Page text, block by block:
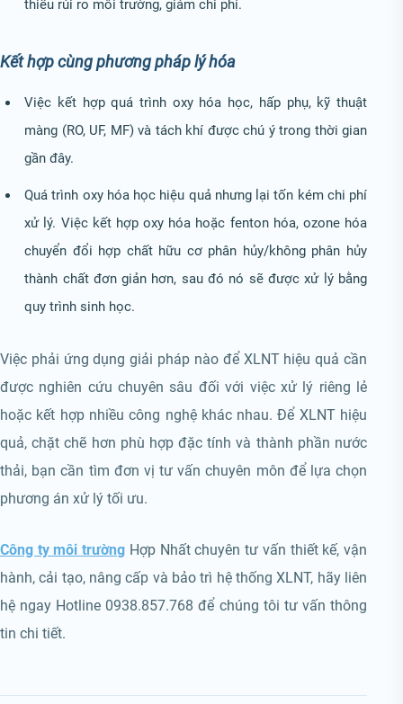
thiểu rủi ro môi trường, giảm chi phí.
Kết hợp cùng phương pháp lý hóa
Việc kết hợp quá trình oxy hóa học, hấp phụ, kỹ thuật
màng (RO, UF, MF) và tách khí được chú ý trong thời gian
gần đây.
Quá trình oxy hóa học hiệu quả nhưng lại tốn kém chi phí
xử lý. Việc kết hợp oxy hóa hoặc fenton hóa, ozone hóa
chuyển đổi hợp chất hữu cơ phân hủy/không phân hủy
thành chất đơn giản hơn, sau đó nó sẽ được xử lý bằng
quy trình sinh học.
Việc phải ứng dụng giải pháp nào để XLNT hiệu quả cần
được nghiên cứu chuyên sâu đối với việc xử lý riêng lẻ
hoặc kết hợp nhiều công nghệ khác nhau. Để XLNT hiệu
quả, chặt chẽ hơn phù hợp đặc tính và thành phần nước
thải, bạn cần tìm đơn vị tư vấn chuyên môn để lựa chọn
phương án xử lý tối ưu.
Công ty môi trường Hợp Nhất chuyên tư vấn thiết kế, vận
hành, cải tạo, nâng cấp và bảo trì hệ thống XLNT, hãy liên
hệ ngay Hotline 0938.857.768 để chúng tôi tư vấn thông
tin chi tiết.